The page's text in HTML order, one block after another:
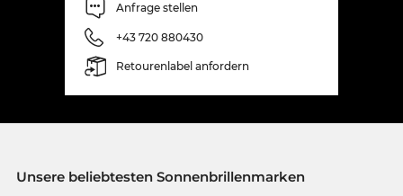
Anfrage stellen
+43 720 880430
Retourenlabel anfordern
Unsere beliebtesten Sonnenbrillenmarken